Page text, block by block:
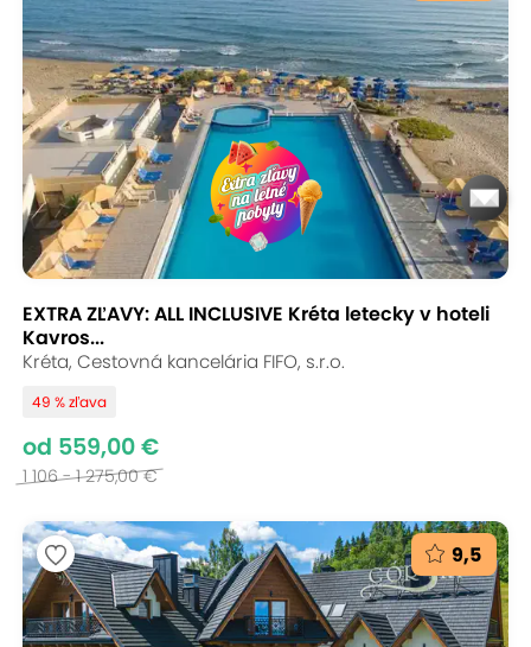
EXTRA ZĽAVY: ALL INCLUSIVE Kréta letecky v hoteli
Kavros...
Kréta, Cestovná kancelária FIFO, s.r.o.
49 % zľava
od 559,00 €
1 106 - 1 275,00 €
9,5